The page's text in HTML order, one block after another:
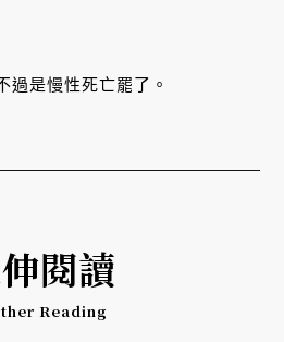
過是慢性死亡罷了。
閱讀
Reading